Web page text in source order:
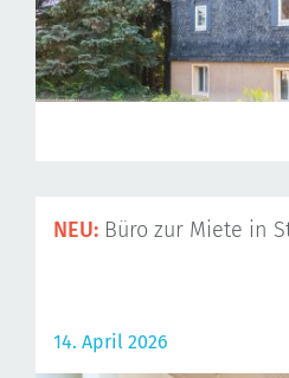
NEU: Büro zur Miete in
14. April 2026